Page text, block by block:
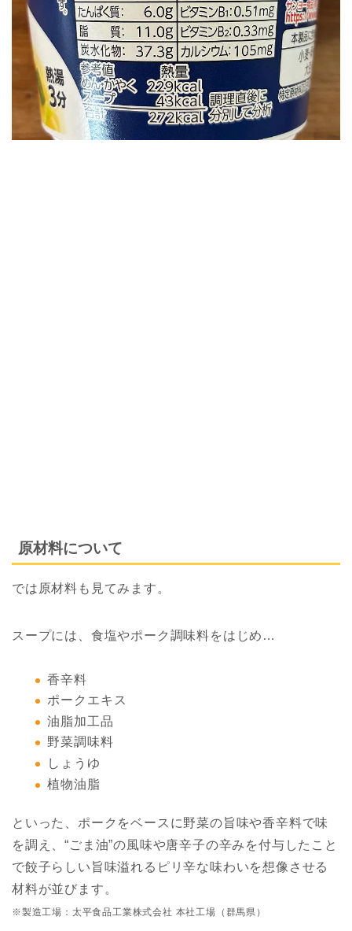
原材料について
では原材料も見てみます。
スープには、食塩やポーク調味料をはじめ…
香辛料
ポークエキス
油脂加工品
野菜調味料
しょうゆ
植物油脂
といった、ポークをベースに野菜の旨味や香辛料で味
を調え、“ごま油”の風味や唐辛子の辛みを付与したこと
で餃子らしい旨味溢れるピリ辛な味わいを想像させる
材料が並びます。
※製造工場：太平食品工業株式会社 本社工場（群馬県）